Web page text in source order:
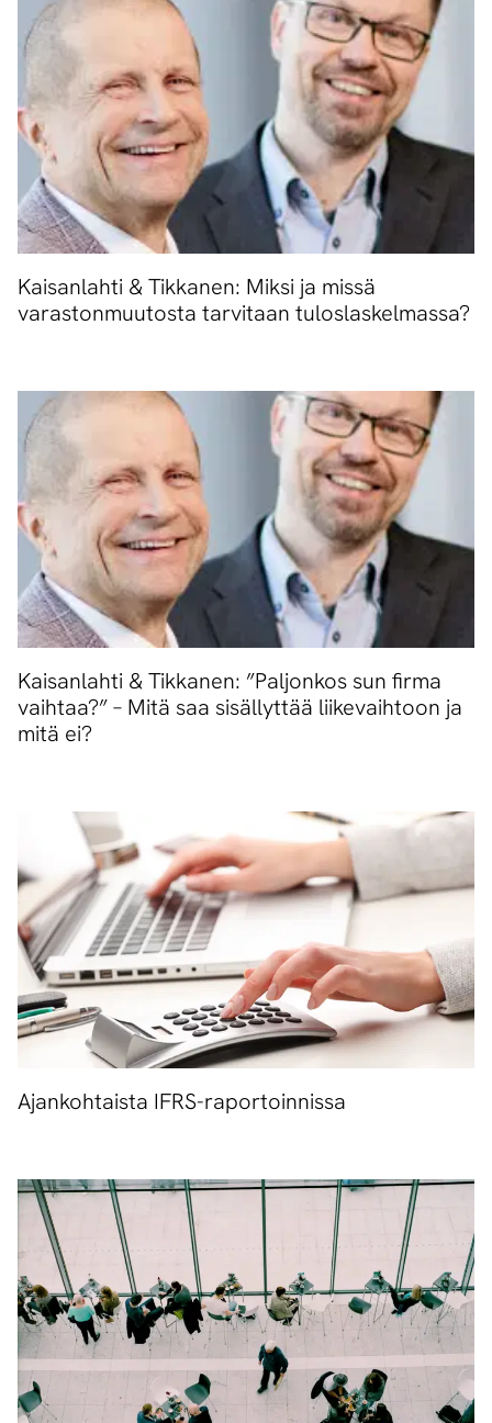
Kaisanlahti & Tikkanen: Miksi ja missä
varastonmuutosta tarvitaan tuloslaskelmassa?
Kaisanlahti & Tikkanen: ”Paljonkos sun firma
vaihtaa?” – Mitä saa sisällyttää liikevaihtoon ja
mitä ei?
Ajankohtaista IFRS-raportoinnissa